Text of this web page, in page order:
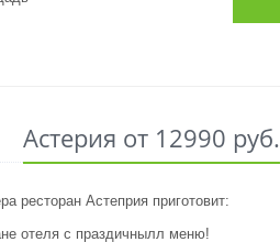
Астерия от 12990 руб.
ресторан Астеприя приготовит:
отеля с праздичнылл меню!